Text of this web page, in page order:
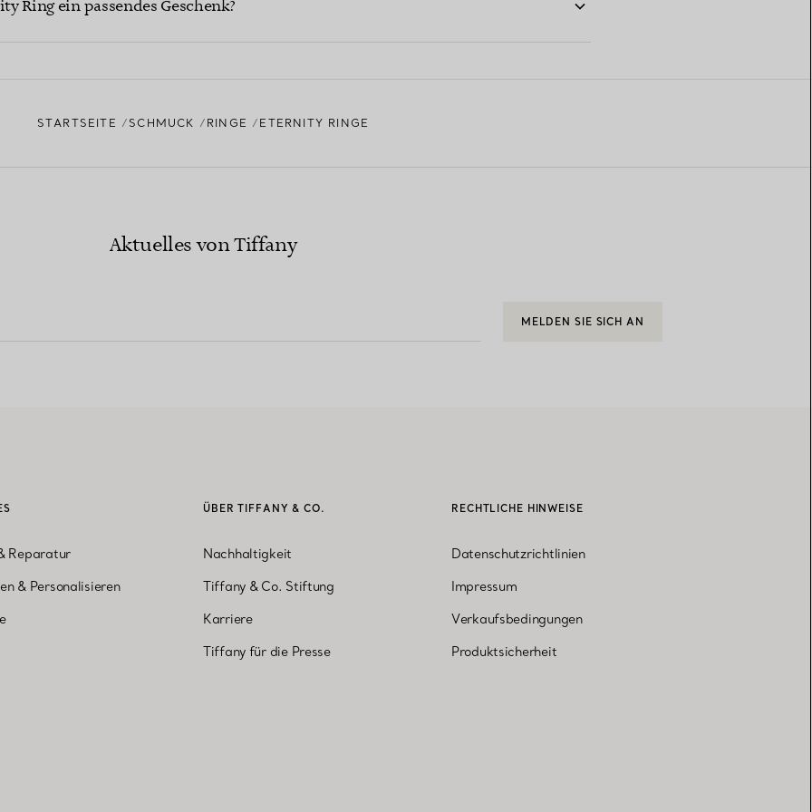
Ring ein passendes Geschenk?
STARTSEITE SCHMUCK RINGE ETERNITY RINGE
Aktuelles von Tiffany
MELDEN SIE SICH AN
Reparatur
& Personalisieren
ÜBER TIFFANY & CO.
Nachhaltigkeit
Tiffany & Co. Stiftung
Karriere
Tiffany für die Presse
RECHTLICHE HINWEISE
Datenschutzrichtlinien
Impressum
Verkaufsbedingungen
Produktsicherheit